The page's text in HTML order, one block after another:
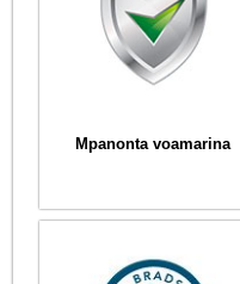
Mpanonta voamarina